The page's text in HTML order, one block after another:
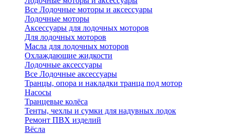
Все Лодочные моторы и аксессуары
Лодочные моторы
Аксессуары для лодочных моторов
Для лодочных моторов
Масла для лодочных моторов
Охлаждающие жидкости
Лодочные аксессуары
Все Лодочные аксессуары
Транцы, опора и накладки транца под мотор
Насосы
Транцевые колёса
Тенты, чехлы и сумки для надувных лодок
Ремонт ПВХ изделий
Вёсла